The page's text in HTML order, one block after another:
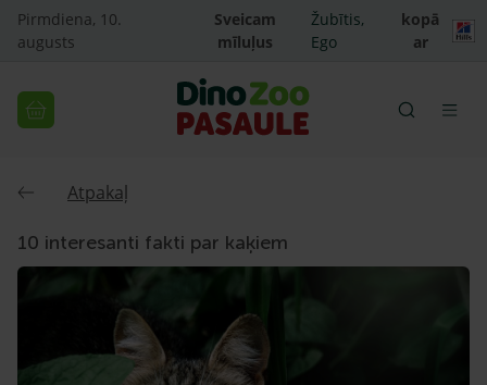
Pirmdiena, 10.
augusts
Sveicam
mīluļus
Žubītis,
Ego
kopā
ar
Atpakaļ
10 interesanti fakti par kaķiem